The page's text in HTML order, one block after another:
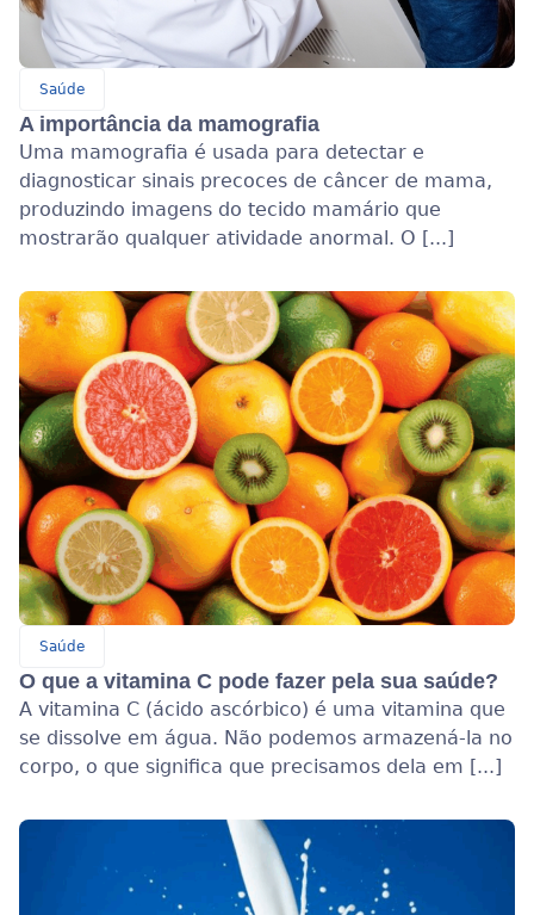
Saúde
A importância da mamografia
Uma mamografia é usada para detectar e
diagnosticar sinais precoces de câncer de mama,
produzindo imagens do tecido mamário que
mostrarão qualquer atividade anormal. O [...]
Saúde
O que a vitamina C pode fazer pela sua saúde?
A vitamina C (ácido ascórbico) é uma vitamina que
se dissolve em água. Não podemos armazená-la no
corpo, o que significa que precisamos dela em [...]